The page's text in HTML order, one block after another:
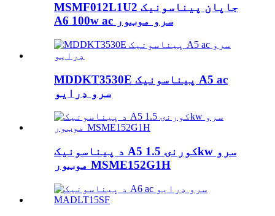
MSMF012L1U2 جاپان پیناسونیک
A6 100w ac سرو موټور
MDDKT3530E پیناسونیک A5 ac
سرو ډرایو
د پیناسونیک A5 کورنۍ 1.5kw سرو
موټور MSME152G1H